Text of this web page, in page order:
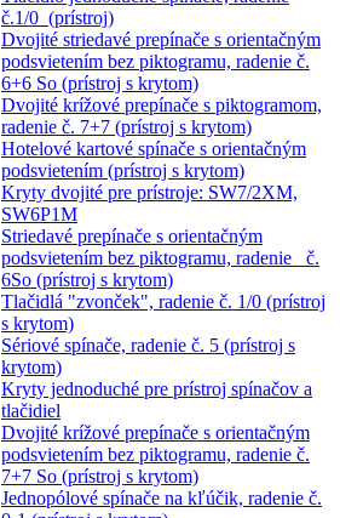
č.1/0 (prístroj)
Dvojité striedavé prepínače s orientačným
podsvietením bez piktogramu, radenie č.
6+6 So (prístroj s krytom)
Dvojité krížové prepínače s piktogramom,
radenie č. 7+7 (prístroj s krytom)
Hotelové kartové spínače s orientačným
podsvietením (prístroj s krytom)
Kryty dvojité pre prístroje: SW7/2XM,
SW6P1M
Striedavé prepínače s orientačným
podsvietením bez piktogramu, radenie č.
6So (prístroj s krytom)
Tlačidlá "zvonček", radenie č. 1/0 (prístroj
s krytom)
Sériové spínače, radenie č. 5 (prístroj s
krytom)
Kryty jednoduché pre prístroj spínačov a
tlačidiel
Dvojité krížové prepínače s orientačným
podsvietením bez piktogramu, radenie č.
7+7 So (prístroj s krytom)
Jednopólové spínače na kľúčik, radenie č.